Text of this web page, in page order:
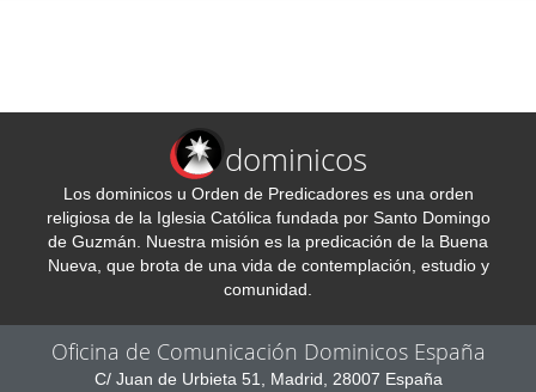
dominicos
Los dominicos u Orden de Predicadores es una orden
religiosa de la Iglesia Católica fundada por Santo Domingo
de Guzmán. Nuestra misión es la predicación de la Buena
Nueva, que brota de una vida de contemplación, estudio y
comunidad.
Oficina de Comunicación Dominicos España
C/ Juan de Urbieta 51, Madrid, 28007 España